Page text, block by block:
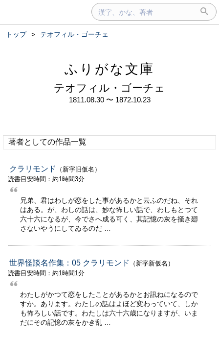
トップ > テオフィル・ゴーチェ
ふりがな文庫
テオフィル・ゴーチェ
1811.08.30 〜 1872.10.23
著者としての作品一覧
クラリモンド
（新字旧仮名）
読書目安時間：約1時間3分
兄弟、君はわしが恋をした事があるかと云ふのだね、それ
はある。が、わしの話は、妙な怖しい話で、わしもとつて
六十六になるが、今でさへ成る可く、其記憶の灰を掻き廻
さないやうにしてゐるのだ …
世界怪談名作集：05 クラリモンド
（新字新仮名）
読書目安時間：約1時間1分
わたしがかつて恋をしたことがあるかとお訊ねになるので
すか。あります。わたしの話はよほど変わっていて、しか
も怖ろしい話です。わたしは六十六歳になりますが、いま
だにその記憶の灰をかき乱 …